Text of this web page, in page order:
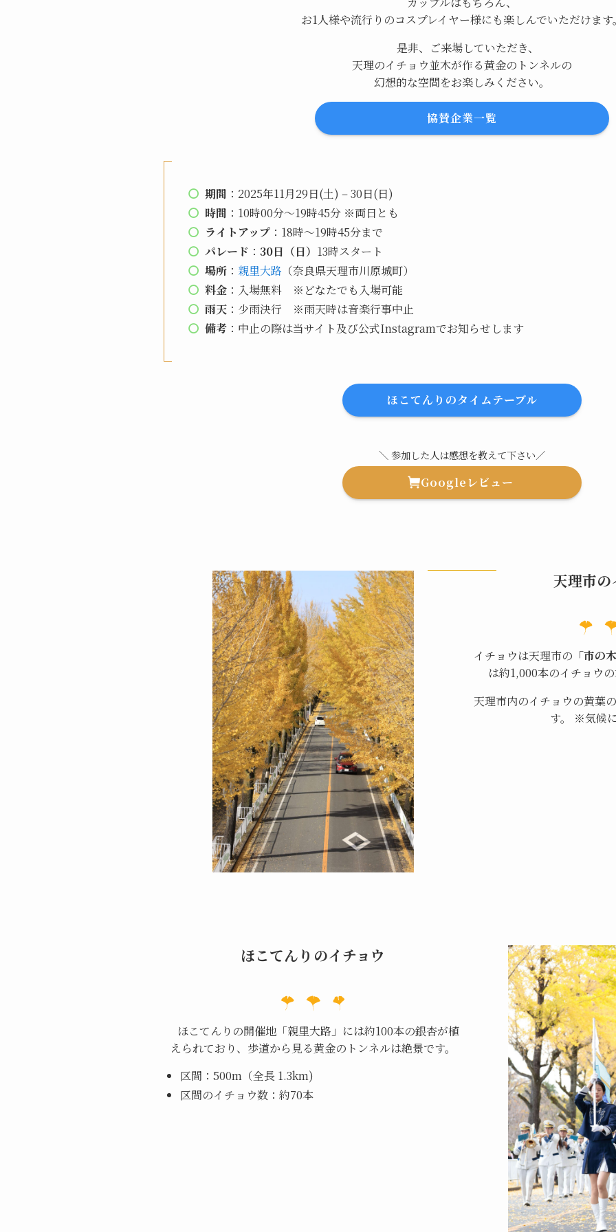
お1人様や流行りのコスプレイヤー様にも楽しんでいただけます
是非、ご来場していただき、
天理のイチョウ並木が作る黄金のトンネルの
幻想的な空間をお楽しみください。
協賛企業一覧
期間 ：2025年11月29日(土) – 30日(日)
時間 ：10時00分〜19時45分 ※両日とも
ライトアップ ：18時～19時45分まで
パレード ： 30日（日） 13時スタート
場所 ： 親里大路 （奈良県天理市川原城町）
料金 ：入場無料 ※どなたでも入場可能
雨天 ：少雨決行 ※雨天時は音楽行事中止
備考 ：中止の際は当サイト及び公式Instagramでお知らせします
ほこてんりのタイムテーブル
＼ 参加した人は感想を教えて下さい／
Googleレビュー
天理市
イチョウは天理市の 「市の
は約1,000本のイチョウ
天理市内のイチョウの黄葉
す。 ※気候
ほこてんりのイチョウ
ほこてんりの開催地「親里大路」には約100本の銀杏が植
えられており、歩道から見る黄金のトンネルは絶景です。
区間：500m（全長 1.3km)
区間のイチョウ数：約70本